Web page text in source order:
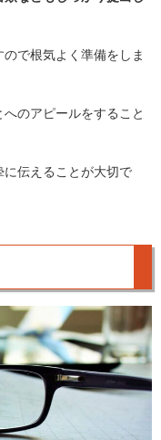
で根気よく準備をしま
のアピールをすること
に伝えることが大切で